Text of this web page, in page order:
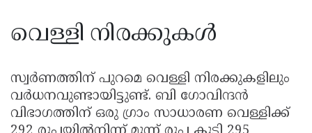
വെള്ളി നിരക്കുകൾ
സ്വർണത്തിന് പുറമെ വെള്ളി നിരക്കുകളിലും
വർധനവുണ്ടായിട്ടുണ്ട്. ബി ഗോവിന്ദൻ
വിഭാഗത്തിന് ഒരു ഗ്രാം സാധാരണ വെള്ളിക്ക്